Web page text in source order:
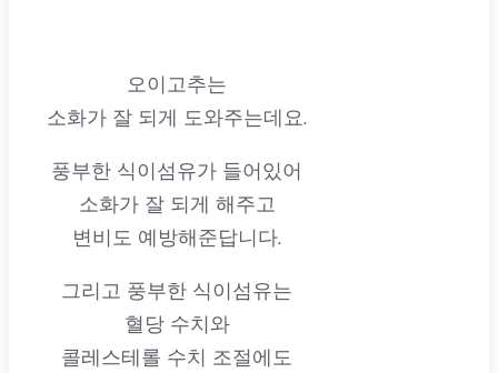
오이고추는
소화가 잘 되게 도와주는데요.
풍부한 식이섬유가 들어있어
소화가 잘 되게 해주고
변비도 예방해준답니다.
그리고 풍부한 식이섬유는
혈당 수치와
콜레스테롤 수치 조절에도